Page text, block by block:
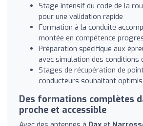
Stage intensif du code de la
pour une validation rapide
Formation à la conduite
montée en compétence
Préparation spécifique aux
avec simulation des conditions
Stages de récupération de
conducteurs souhaitant
Des formations complètes
proche et accessible